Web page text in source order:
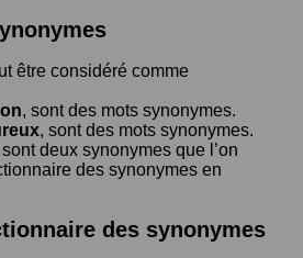
être considéré comme
, sont des mots synonymes.
, sont des mots synonymes.
sont deux synonymes que l’on
des synonymes en
des synonymes